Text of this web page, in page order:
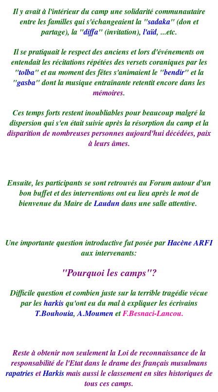
Il y avait à l'intérieur du camp une solidarité communautaire
entre les familles qui s'échangeaient la "sadaka" (don et
partage), la "diffa" (invitation), l'aïd, ...etc.
Il se pratiquait le respect des anciens et lors d'événements on
entendait les récitations répétées des versets coraniques par les
"tolba" et au moment des fêtes s'animaient le "bendir" et la
"gasba" dont la musique entraînante retentit encore dans les
mémoires.
Ces temps forts restent inoubliables pour beaucoup malgré la
dispersion qui s'en était suivie après la résorption du camp et la
disparition de nombreuses personnes aujourd'hui décédées, paix
à leurs âmes.
Ensuite, les participants se sont retrouvés au Forum autour d'un
bon buffet et des interventions ont eu lieu après le mot de
bienvenue du Maire deLaudundans une salle attentive.
Une importante question introductive fut posée parHacène ARFI
aux intervenants:
"Pourquoi les camps"?
Difficile question et combien juste sur la terrible tragédie vécue
par lesharkisqu'ont eu du mal à expliquer les écrivains
T.Bouhouia,A.Moumen etF.Besnaci-Lancou.
Reste à obtenir non seulement la Loi de reconnaissance de la
responsabilité de l'Etat dans le drame des français musulmans
rapatriesetHarkismais aussi le classement en sites historiques de
tous ces camps.